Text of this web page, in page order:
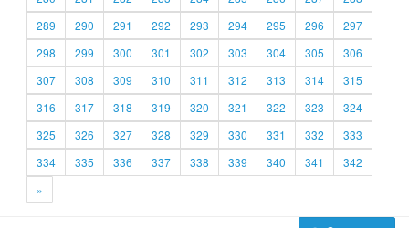
289
290 291 292 293 294 295 296
297
298
299 300 301 302 303 304 305
306
307
308 309 310 311 312 313 314
315
316
317 318 319 320 321 322 323
324
325
326 327 328 329 330 331 332
333
334
335 336 337 338 339 340 341
342
»